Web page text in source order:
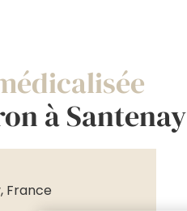
à Santenay
France